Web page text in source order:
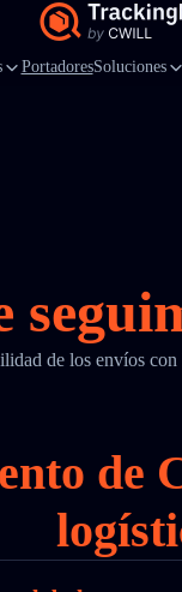
PortadoresSoluciones
de los envíos
de